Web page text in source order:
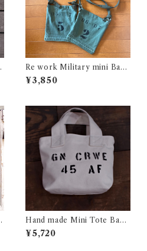
Re work Military mini Bag
/リワーク ミリタリー ミニ バ
ック 古着
¥3,850
Hand made Mini Tote Bag /
ハンドメイド ミニ トート バッ
ク
¥5,720